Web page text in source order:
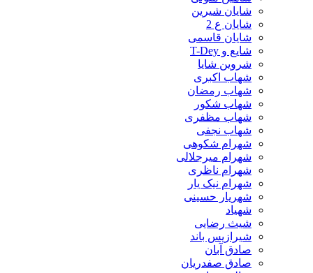
شایان شیرین
شایان ع 2
شایان قاسمی
شایع و T-Dey
شروین شایا
شهاب اکبری
شهاب رمضان
شهاب شکور
شهاب مظفری
شهاب نجفی
شهرام شکوهی
شهرام میرجلالی
شهرام ناظری
شهرام نیک یار
شهریار حسینی
شهیاد
شیث رضایی
شیرازیس باند
صادق آبان
صادق صفدریان